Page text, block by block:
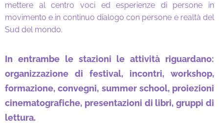
mettere al centro voci ed esperienze di persone in
movimento e in continuo dialogo con persone e realtà del
Sud del mondo.
In entrambe le stazioni le attività riguardano:
organizzazione di festival, incontri, workshop,
formazione, convegni, summer school, proiezioni
cinematografiche, presentazioni di libri, gruppi di
lettura.